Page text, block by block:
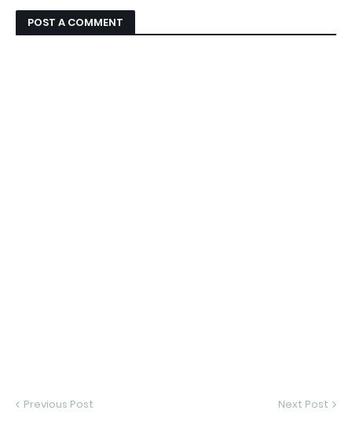
POST A COMMENT
Previous Post Next Post